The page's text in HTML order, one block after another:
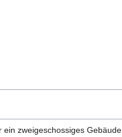
ein zweigeschossiges Gebäude